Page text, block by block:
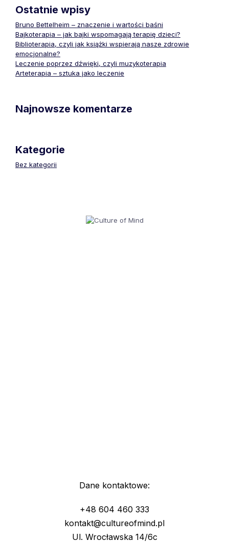
Ostatnie wpisy
Bruno Bettelheim – znaczenie i wartości baśni
Bajkoterapia – jak bajki wspomagają terapię dzieci?
Biblioterapia, czyli jak książki wspierają nasze zdrowie
emocjonalne?
Leczenie poprzez dźwięki, czyli muzykoterapia
Arteterapia – sztuka jako leczenie
Najnowsze komentarze
Kategorie
Bez kategorii
Dane kontaktowe:
+48 604 460 333
kontakt@cultureofmind.pl
Ul. Wrocławska 14/6c